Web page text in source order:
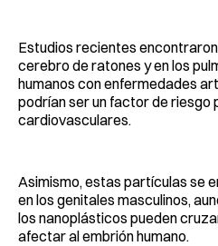
Estudios recientes
cerebro de ratones y en los
humanos con enfermedades
podrían ser un factor de riesgo
cardiovasculares.
Asimismo, estas partículas se
en los genitales masculinos,
los nanoplásticos pueden
afectar al embrión humano.